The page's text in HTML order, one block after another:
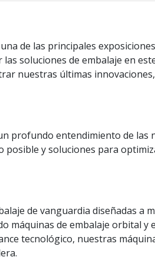
de las principales
soluciones de embalaje en
nuestras últimas
profundo entendimiento de las
y soluciones para
de vanguardia diseñadas a
máquinas de embalaje orbital y
tecnológico, nuestras